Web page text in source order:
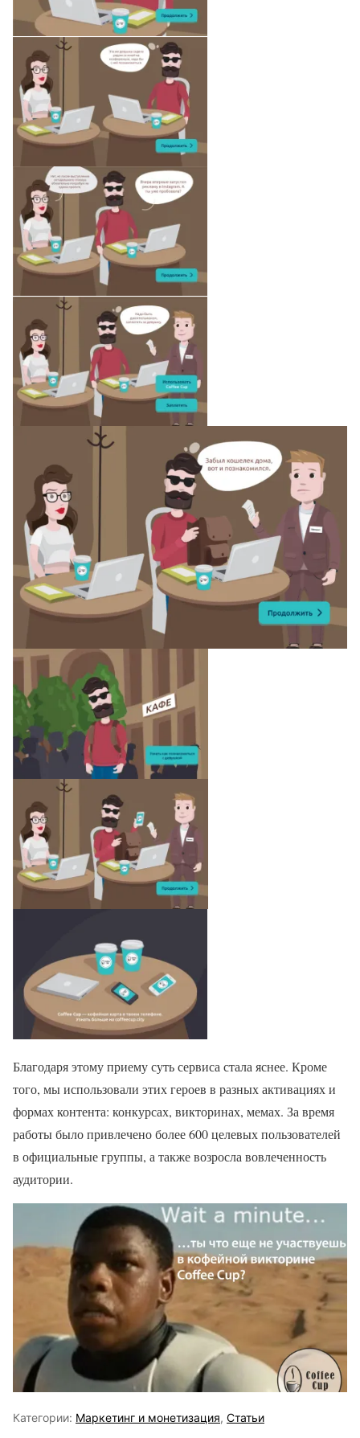
Благодаря этому приему суть сервиса стала яснее. Кроме
того, мы использовали этих героев в разных активациях и
формах контента: конкурсах, викторинах, мемах. За время
работы было привлечено более 600 целевых пользователей
в официальные группы, а также возросла вовлеченность
аудитории.
Категории: Маркетинг и монетизация, Статьи